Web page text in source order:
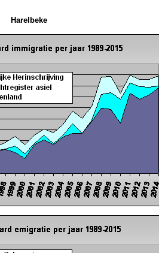
Harelbeke